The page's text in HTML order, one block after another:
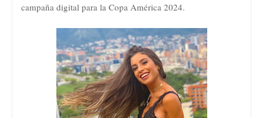
campaña digital para la Copa América 2024.